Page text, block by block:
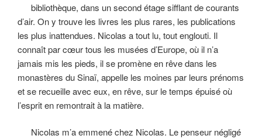
bibliothèque, dans un second étage sifflant de courants
d’air. On y trouve les livres les plus rares, les publications
les plus inattendues. Nicolas a tout lu, tout englouti. Il
connaît par cœur tous les musées d’Europe, où il n’a
jamais mis les pieds, il se promène en rêve dans les
monastères du Sinaï, appelle les moines par leurs prénoms
et se recueille avec eux, en rêve, sur le temps épuisé où
l’esprit en remontrait à la matière.
Nicolas m’a emmené chez Nicolas. Le penseur négligé